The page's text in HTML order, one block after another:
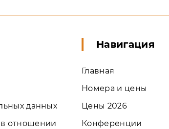
данных
отношении
Навигация
Главная
Номера и цены
Цены 2026
Конференции